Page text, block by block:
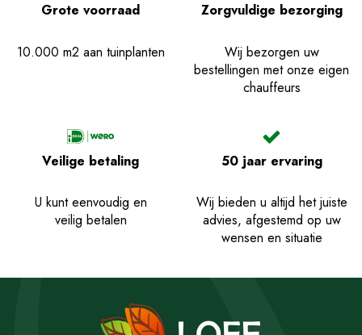
Grote voorraad
10.000 m2 aan tuinplanten
Zorgvuldige bezorging
Wij bezorgen uw
bestellingen met onze eigen
chauffeurs
Veilige betaling
U kunt eenvoudig en
veilig betalen
50 jaar ervaring
Wij bieden u altijd het juiste
advies, afgestemd op uw
wensen en situatie